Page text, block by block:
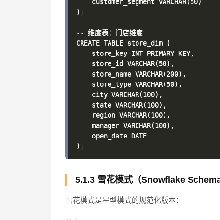
);
-- 维度表：门店维度
CREATE TABLE store_dim (
    store_key INT PRIMARY KEY,
    store_id VARCHAR(50),
    store_name VARCHAR(200),
    store_type VARCHAR(50),
    city VARCHAR(100),
    state VARCHAR(100),
    region VARCHAR(100),
    manager VARCHAR(100),
    open_date DATE
5.1.3 雪花模式（Snowflake
雪花模式是星型模式的规范化版本：